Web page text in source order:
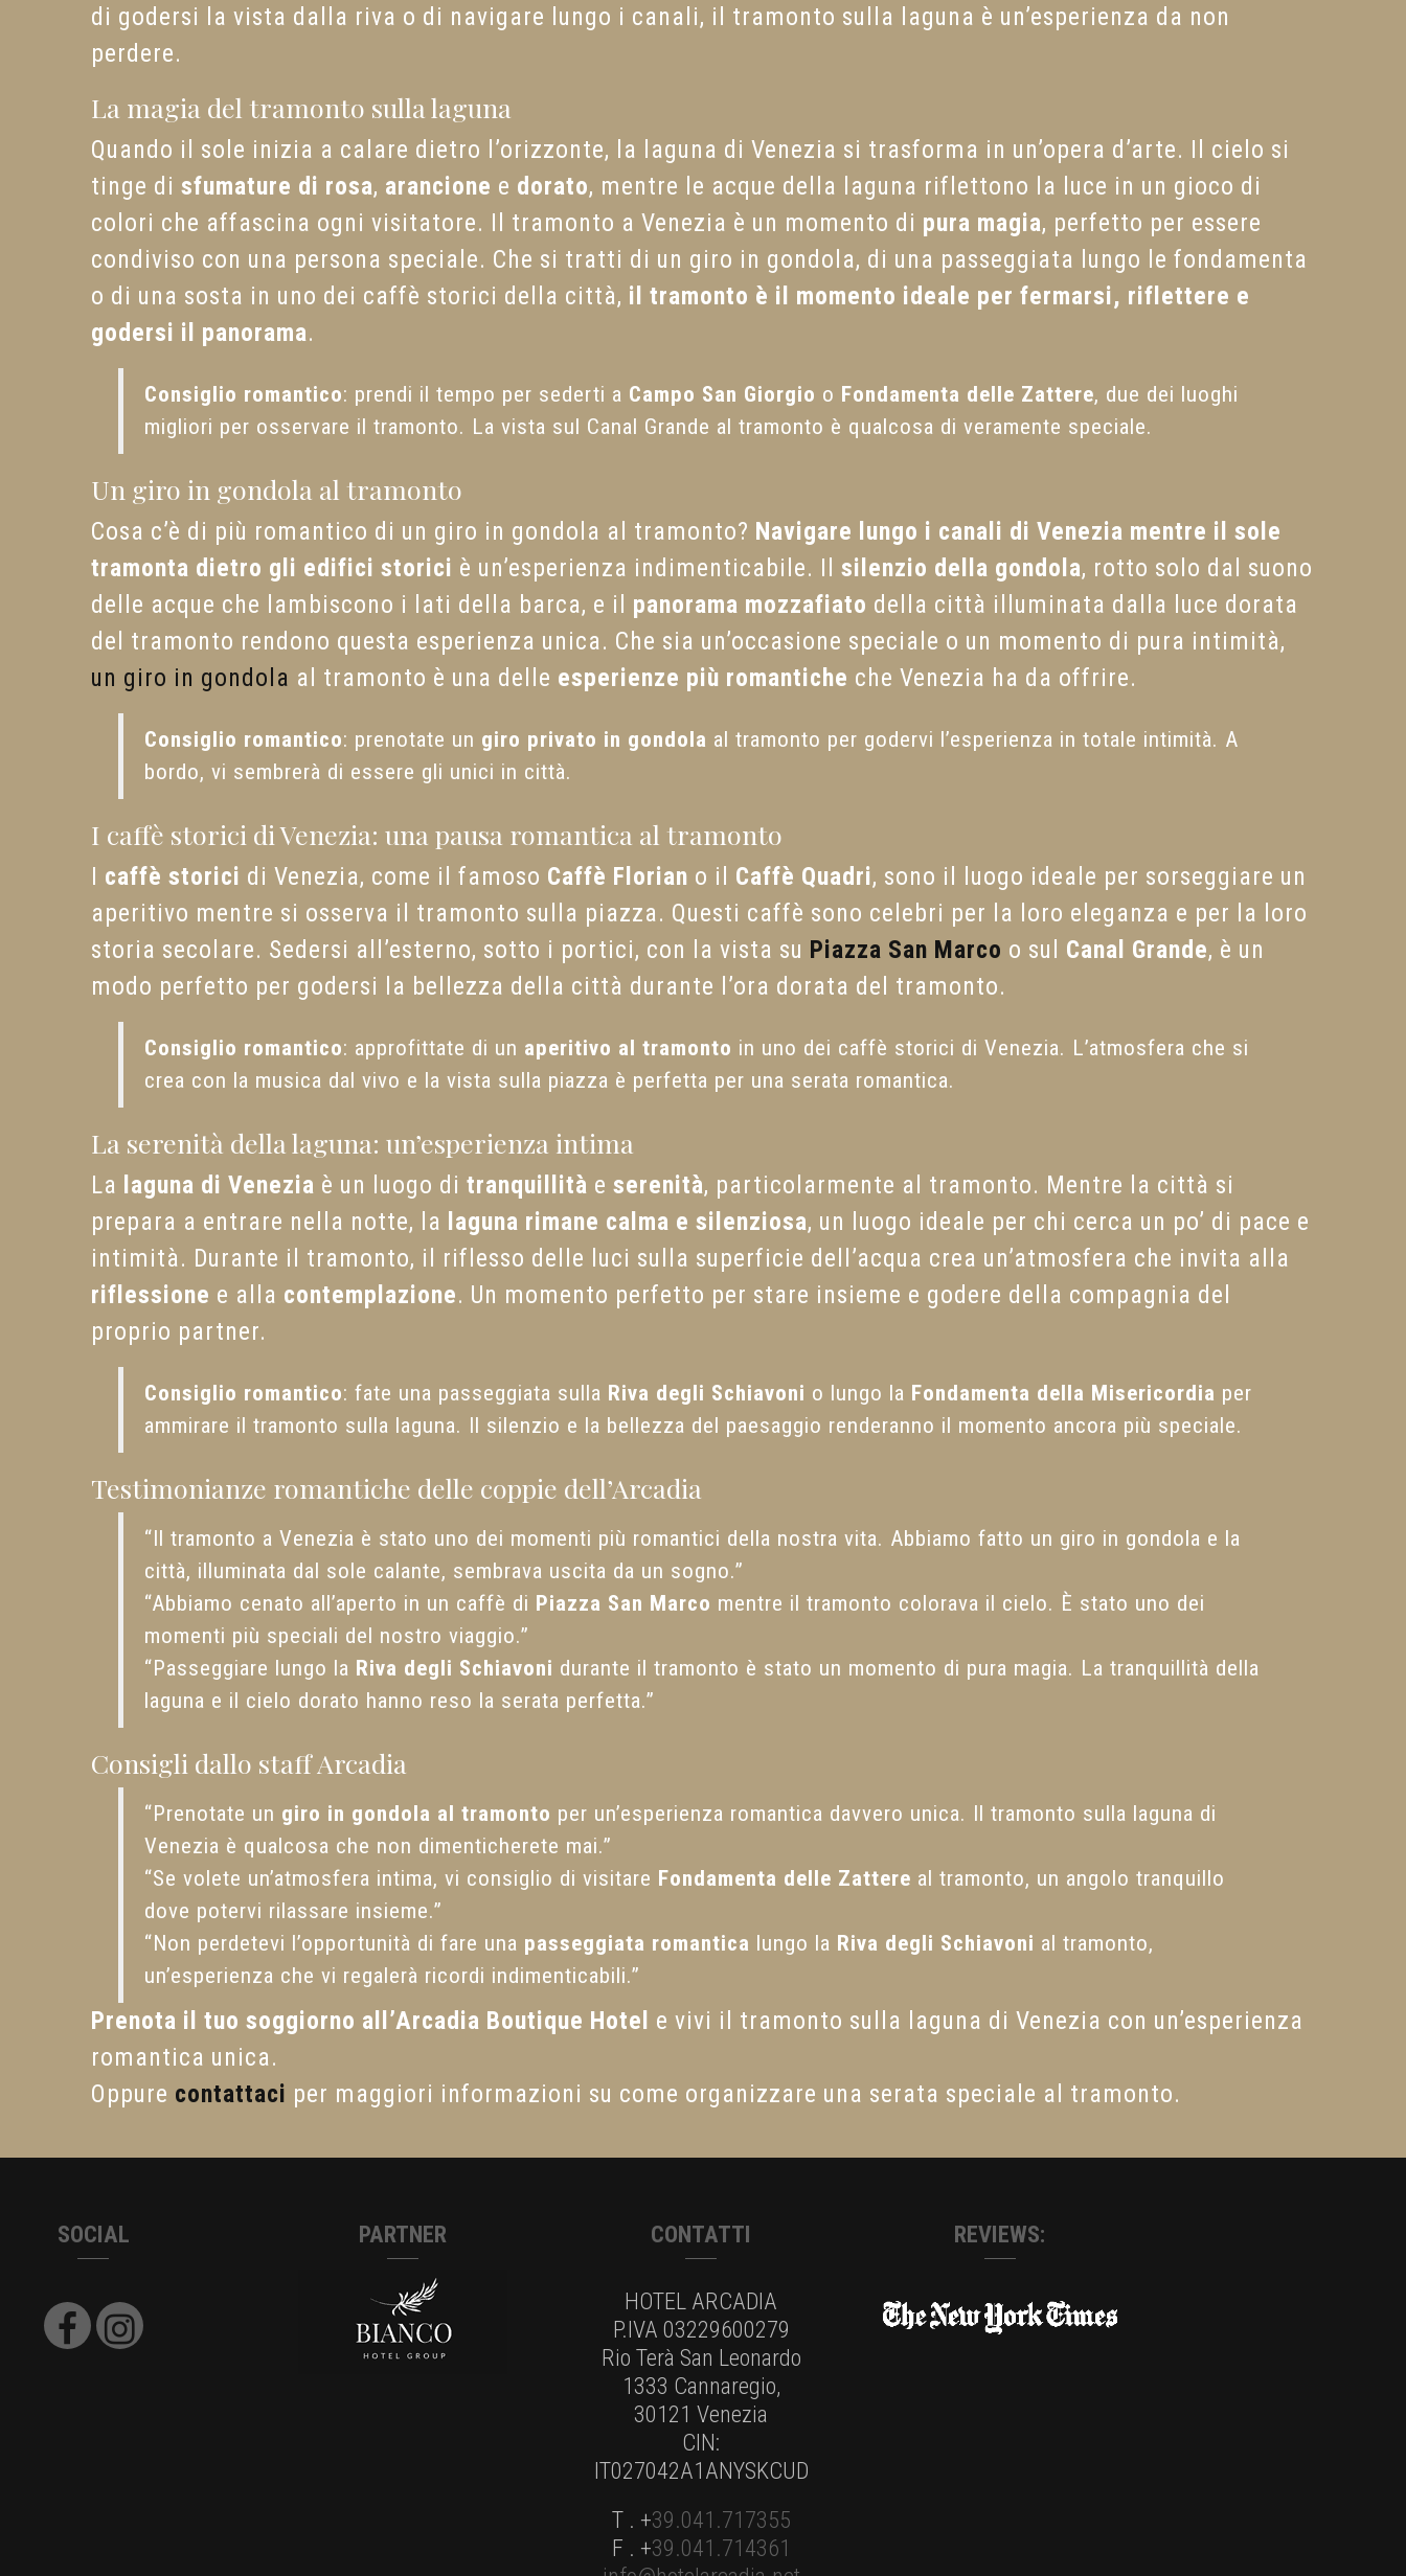
di godersi la vista dalla riva o di navigare lungo i canali, il tramonto sulla laguna è un’esperienza da non
perdere.
La magia del tramonto sulla laguna
Quando il sole inizia a calare dietro l’orizzonte, la laguna di Venezia si trasforma in un’opera d’arte. Il cielo si
tinge di sfumature di rosa, arancione e dorato, mentre le acque della laguna riflettono la luce in un gioco di
colori che affascina ogni visitatore. Il tramonto a Venezia è un momento di pura magia, perfetto per essere
condiviso con una persona speciale. Che si tratti di un giro in gondola, di una passeggiata lungo le fondamenta
o di una sosta in uno dei caffè storici della città, il tramonto è il momento ideale per fermarsi, riflettere e
godersi il panorama.
Consiglio romantico: prendi il tempo per sederti a Campo San Giorgio o Fondamenta delle Zattere, due dei luoghi
migliori per osservare il tramonto. La vista sul Canal Grande al tramonto è qualcosa di veramente speciale.
Un giro in gondola al tramonto
Cosa c’è di più romantico di un giro in gondola al tramonto? Navigare lungo i canali di Venezia mentre il sole
tramonta dietro gli edifici storici è un’esperienza indimenticabile. Il silenzio della gondola, rotto solo dal suono
delle acque che lambiscono i lati della barca, e il panorama mozzafiato della città illuminata dalla luce dorata
del tramonto rendono questa esperienza unica. Che sia un’occasione speciale o un momento di pura intimità,
un giro in gondola al tramonto è una delle esperienze più romantiche che Venezia ha da offrire.
Consiglio romantico: prenotate un giro privato in gondola al tramonto per godervi l’esperienza in totale intimità. A
bordo, vi sembrerà di essere gli unici in città.
I caffè storici di Venezia: una pausa romantica al tramonto
I caffè storici di Venezia, come il famoso Caffè Florian o il Caffè Quadri, sono il luogo ideale per sorseggiare un
aperitivo mentre si osserva il tramonto sulla piazza. Questi caffè sono celebri per la loro eleganza e per la loro
storia secolare. Sedersi all’esterno, sotto i portici, con la vista su Piazza San Marco o sul Canal Grande, è un
modo perfetto per godersi la bellezza della città durante l’ora dorata del tramonto.
Consiglio romantico: approfittate di un aperitivo al tramonto in uno dei caffè storici di Venezia. L’atmosfera che si
crea con la musica dal vivo e la vista sulla piazza è perfetta per una serata romantica.
La serenità della laguna: un’esperienza intima
La laguna di Venezia è un luogo di tranquillità e serenità, particolarmente al tramonto. Mentre la città si
prepara a entrare nella notte, la laguna rimane calma e silenziosa, un luogo ideale per chi cerca un po’ di pace e
intimità. Durante il tramonto, il riflesso delle luci sulla superficie dell’acqua crea un’atmosfera che invita alla
riflessione e alla contemplazione. Un momento perfetto per stare insieme e godere della compagnia del
proprio partner.
Consiglio romantico: fate una passeggiata sulla Riva degli Schiavoni o lungo la Fondamenta della Misericordia per
ammirare il tramonto sulla laguna. Il silenzio e la bellezza del paesaggio renderanno il momento ancora più speciale.
Testimonianze romantiche delle coppie dell’Arcadia
“Il tramonto a Venezia è stato uno dei momenti più romantici della nostra vita. Abbiamo fatto un giro in gondola e la
città, illuminata dal sole calante, sembrava uscita da un sogno.”
“Abbiamo cenato all’aperto in un caffè di Piazza San Marco mentre il tramonto colorava il cielo. È stato uno dei
momenti più speciali del nostro viaggio.”
“Passeggiare lungo la Riva degli Schiavoni durante il tramonto è stato un momento di pura magia. La tranquillità della
laguna e il cielo dorato hanno reso la serata perfetta.”
Consigli dallo staff Arcadia
“Prenotate un giro in gondola al tramonto per un’esperienza romantica davvero unica. Il tramonto sulla laguna di
Venezia è qualcosa che non dimenticherete mai.”
“Se volete un’atmosfera intima, vi consiglio di visitare Fondamenta delle Zattere al tramonto, un angolo tranquillo
dove potervi rilassare insieme.”
“Non perdetevi l’opportunità di fare una passeggiata romantica lungo la Riva degli Schiavoni al tramonto,
un’esperienza che vi regalerà ricordi indimenticabili.”
Prenota il tuo soggiorno all’Arcadia Boutique Hotel e vivi il tramonto sulla laguna di Venezia con un’esperienza
romantica unica.
Oppure contattaci per maggiori informazioni su come organizzare una serata speciale al tramonto.
SOCIAL PARTNER CONTATTI
HOTEL ARCADIA
P.IVA 03229600279
Rio Terà San Leonardo
1333 Cannaregio,
30121 Venezia
CIN:
IT027042A1ANYSKCUD
T . +39.041.717355
F . +39.041.714361
REVIEWS: